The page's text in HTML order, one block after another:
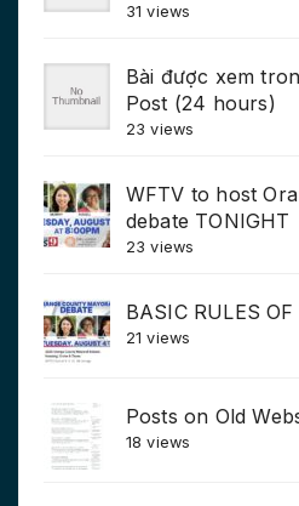
31 views
Bài được xem
Post (24 hours)
23 views
WFTV to host
debate TONIGHT
23 views
BASIC RULES
21 views
Posts on Old
18 views